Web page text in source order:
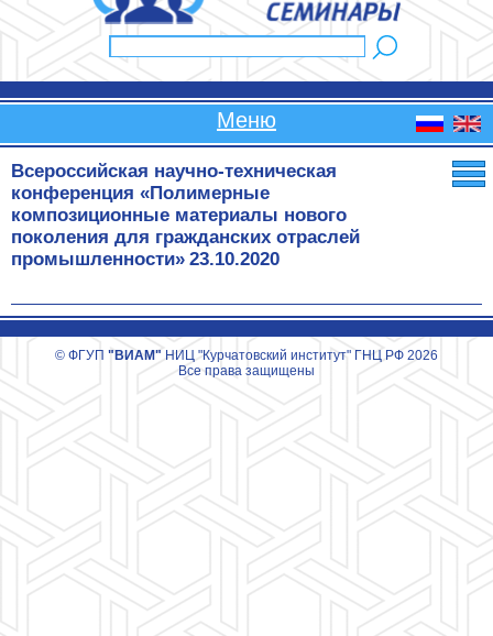
Форма поиска
Меню
Всероссийская научно-техническая
конференция «Полимерные
композиционные материалы нового
поколения для гражданских отраслей
промышленности» 23.10.2020
© ФГУП "ВИАМ" НИЦ "Курчатовский институт" ГНЦ РФ 2026
Все права защищены